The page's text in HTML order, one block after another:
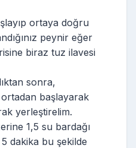
ortaya doğru
peynir eğer
biraz tuz ilavesi
sonra,
ortadan başlayarak
yerleştirelim.
1,5 su bardağı
dakika bu şekilde